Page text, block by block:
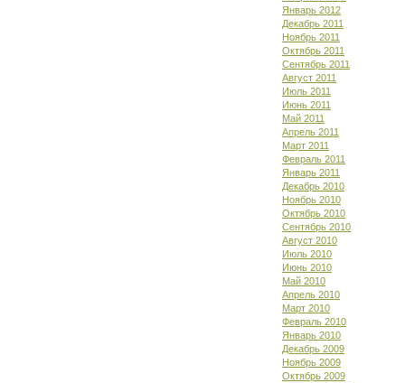
Январь 2012
Декабрь 2011
Ноябрь 2011
Октябрь 2011
Сентябрь 2011
Август 2011
Июль 2011
Июнь 2011
Май 2011
Апрель 2011
Март 2011
Февраль 2011
Январь 2011
Декабрь 2010
Ноябрь 2010
Октябрь 2010
Сентябрь 2010
Август 2010
Июль 2010
Июнь 2010
Май 2010
Апрель 2010
Март 2010
Февраль 2010
Январь 2010
Декабрь 2009
Ноябрь 2009
Октябрь 2009